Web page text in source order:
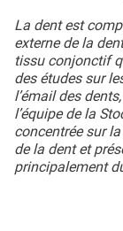
La dent est
externe de la
tissu conjonctif
des études sur
l’émail des
l’équipe de la
concentrée sur
de la dent et
principalement